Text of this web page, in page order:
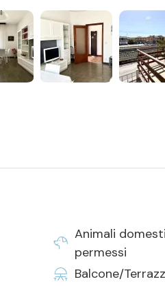
gas
da camera e da bagno per tutti
Animali
permessi
Balcone/